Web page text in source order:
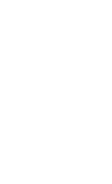
Salah
s